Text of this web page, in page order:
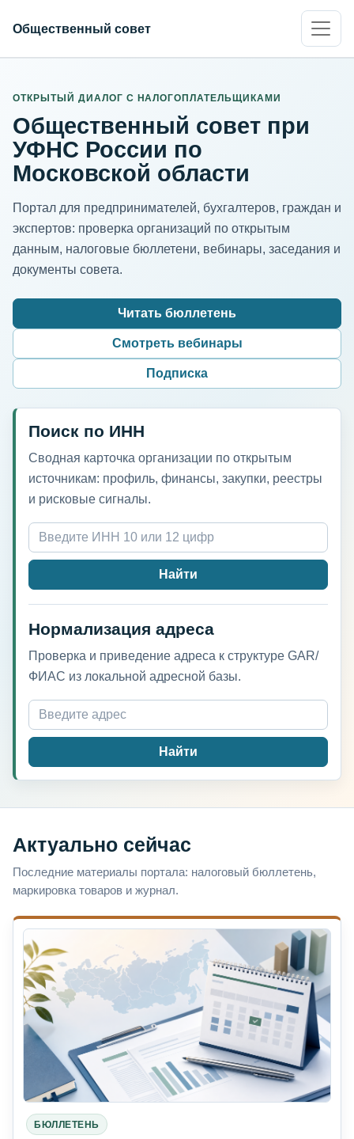
Общественный совет
ОТКРЫТЫЙ ДИАЛОГ С НАЛОГОПЛАТЕЛЬЩИКАМИ
Общественный совет при
УФНС России по
Московской области
Портал для предпринимателей, бухгалтеров, граждан и
экспертов: проверка организаций по открытым
данным, налоговые бюллетени, вебинары, заседания и
документы совета.
Читать бюллетень
Смотреть вебинары
Подписка
Поиск по ИНН
Сводная карточка организации по открытым
источникам: профиль, финансы, закупки, реестры
и рисковые сигналы.
ИНН организации
Найти
Нормализация адреса
Проверка и приведение адреса к структуре GAR/
ФИАС из локальной адресной базы.
Адрес для нормализации
Найти
Актуально сейчас
Последние материалы портала: налоговый бюллетень,
маркировка товаров и журнал.
БЮЛЛЕТЕНЬ